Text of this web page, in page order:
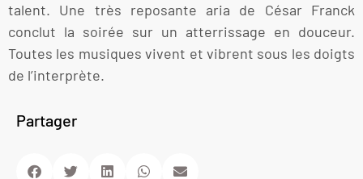
talent. Une très reposante aria de César Franck
conclut la soirée sur un atterrissage en douceur.
Toutes les musiques vivent et vibrent sous les doigts
de l’interprète.
Partager